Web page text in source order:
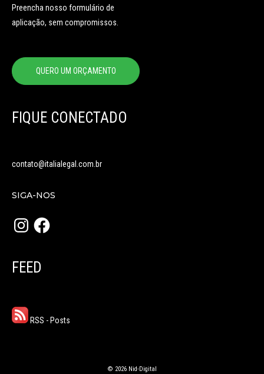
Preencha nosso formulário de
aplicação, sem compromissos.
QUERO UM ORÇAMENTO
FIQUE CONECTADO
contato@italialegal.com.br
SIGA-NOS
InstagramFacebook
FEED
RSS - Posts
© 2026 Nid-Digital